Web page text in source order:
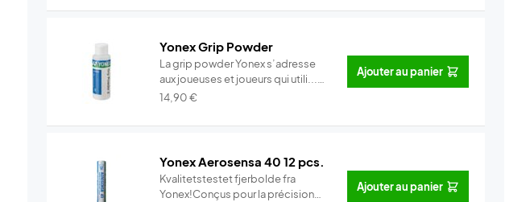
Yonex Grip Powder
La grip powder Yonex s’adresse
aux joueuses et joueurs qui utili...
Info
14,90€
Ajouter au panier
Yonex Aerosensa 40 12 pcs.
Kvalitetstestet fjerbolde fra
Yonex!Conçus pour la précision
Ajouter au panier